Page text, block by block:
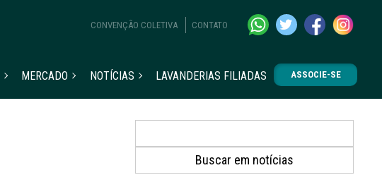
CONVENÇÃO COLETIVA CONTATO
MERCADO NOTÍCIAS LAVANDERIAS FILIADAS ASSOCIE-SE